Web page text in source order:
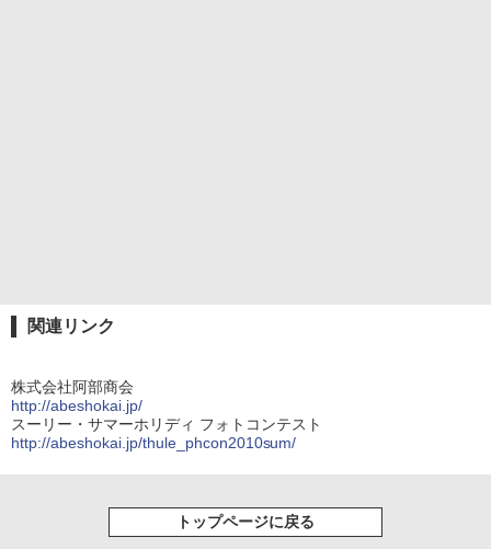
関連リンク
株式会社阿部商会
http://abeshokai.jp/
スーリー・サマーホリディ フォトコンテスト
http://abeshokai.jp/thule_phcon2010sum/
トップページに戻る